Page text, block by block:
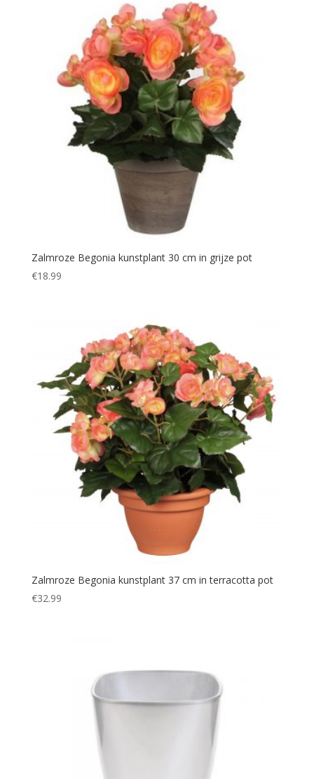
Zalmroze Begonia kunstplant 30 cm in grijze pot
€18.99
Zalmroze Begonia kunstplant 37 cm in terracotta pot
€32.99